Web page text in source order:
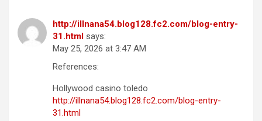
http://illnana54.blog128.fc2.com/blog-entry-
31.html says:
May 25, 2026 at 3:47 AM
References:
Hollywood casino toledo
http://illnana54.blog128.fc2.com/blog-entry-
31.html